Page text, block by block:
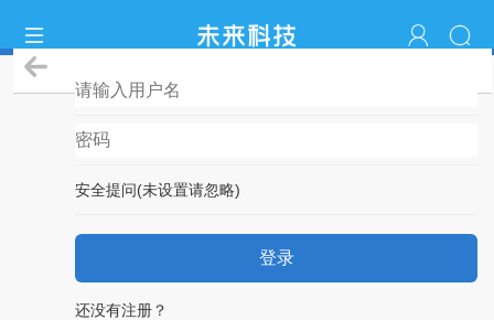
安全提问(未设置请忽略)
登录
还没有注册？